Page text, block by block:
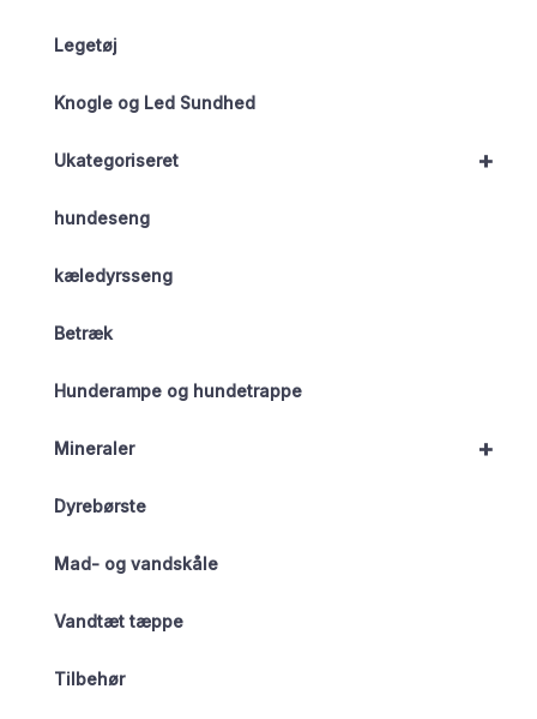
Legetøj
Knogle og Led Sundhed
+
Ukategoriseret
hundeseng
kæledyrsseng
Betræk
Hunderampe og hundetrappe
+
Mineraler
Dyrebørste
Mad- og vandskåle
Vandtæt tæppe
Tilbehør